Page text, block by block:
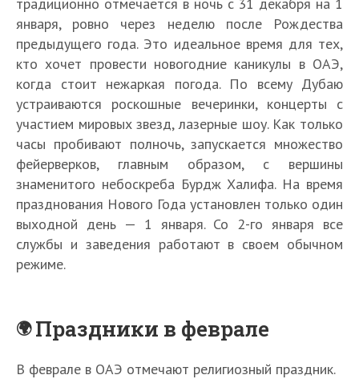
января, ровно через неделю после Рождества
предыдущего года. Это идеальное время для тех,
кто хочет провести новогодние каникулы в ОАЭ,
когда стоит нежаркая погода. По всему Дубаю
устраиваются роскошные вечеринки, концерты с
участием мировых звезд, лазерные шоу. Как только
часы пробивают полночь, запускается множество
фейерверков, главным образом, с вершины
знаменитого небоскреба Бурдж Халифа. На время
празднования Нового Года установлен только один
выходной день — 1 января. Со 2-го января все
службы и заведения работают в своем обычном
режиме.
Праздники в феврале
В феврале в ОАЭ отмечают религиозный праздник.